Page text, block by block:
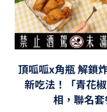
頂呱呱x角瓶 解鎖
新吃法！「青花
相，聯名套